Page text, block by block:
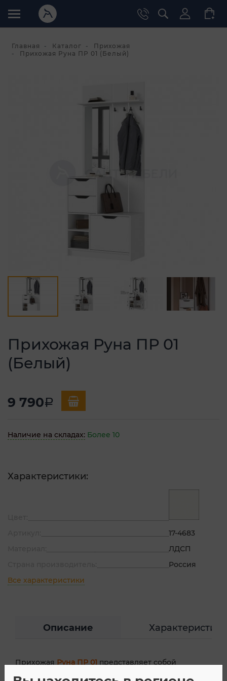
Главная Каталог
Прихожая
Прихожая Руна ПР 01 (Белый)
Прихожая Руна ПР 01
(Белый)
9 790a
Наличие на складах: Более 10
Характеристики:
17-4683
ЛДСП
Россия
Все характеристики
Описание Характеристики
Прихожая Руна ПР 01 представляет собой